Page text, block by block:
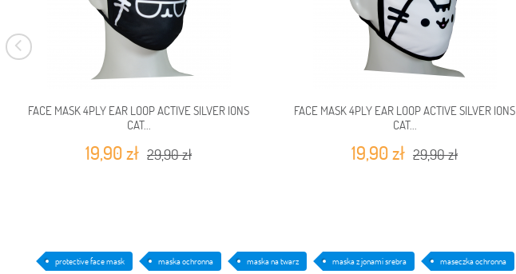
FACE MASK 4PLY EAR LOOP ACTIVE SILVER IONS
CAT...
19,90 zł 29,90 zł
FACE MASK 4PLY EAR LOOP ACTIVE SILVER IONS
CAT...
19,90 zł 29,90 zł
protective face mask maska ochronna maska na twarz maska z jonami srebra maseczka ochronna